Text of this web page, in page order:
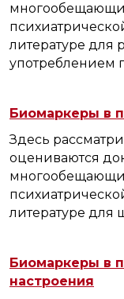
литературе для
употреблением
Биомаркеры в
Здесь
оцениваются
литературе для
Биомаркеры в
настроения